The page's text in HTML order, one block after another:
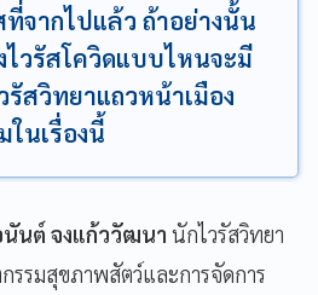
จากไปแล้ว ถ้าอย่างนั้น
วรัสโควิดแบบไหนจะมี
สวิทยาแถวหน้าเมือง
นเรื่องนี้
นันต์ จงแก้ววัฒนา นักไวรัสวิทยา
รรมสุขภาพสัตว์และการจัดการ